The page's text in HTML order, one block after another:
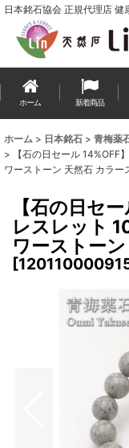
日本銘石協会 正規代理店
ホーム 新着商品
ホーム > 日本銘石 > 青梅薬
>
【石の日セール 14%OFF
ワーストーン 天然石 カラー
【石の日セ
レスレット
ワーストー
[